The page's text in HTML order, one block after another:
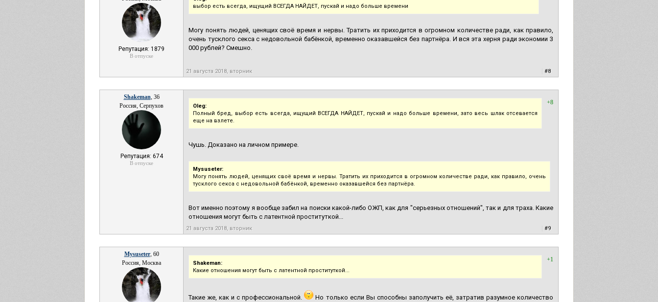
Репутация: 1879
В отпуске
выбор есть всегда, ищущий ВСЕГДА НАЙДЕТ, пускай и надо больше времени
Могу понять людей, ценящих своё время и нервы. Тратить их приходится в огромном количестве ради, как правило,
очень тусклого секса с недовольной бабёнкой, временно оказавшейся без партнёра. И вся эта херня ради экономии 3
000 рублей? Смешно.
21 августа 2018, вторник #8
Shakeman, 36
Россия, Серпухов
Репутация: 674
В отпуске
+8
Oleg:
Полный бред, выбор есть всегда, ищущий ВСЕГДА НАЙДЕТ, пускай и надо больше времени, зато весь шлак отсевается
еще на взлете.
Чушь. Доказано на личном примере.
Mysuseter:
Могу понять людей, ценящих своё время и нервы. Тратить их приходится в огромном количестве ради, как правило, очень
тусклого секса с недовольной бабёнкой, временно оказавшейся без партнёра.
Вот именно поэтому я вообще забил на поиски какой-либо ОЖП, как для "серьезных отношений", так и для траха. Какие
отношения могут быть с латентной проституткой...
21 августа 2018, вторник #9
Mysuseter, 60
Россия, Москва
+1
Shakeman:
Какие отношения могут быть с латентной проституткой...
Такие же, как и с профессиональной.
Но только если Вы способны заполучить её, затратив разумное количество